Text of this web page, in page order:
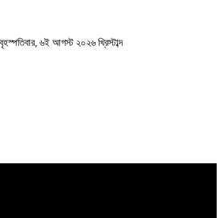
বৃহস্পতিবার, ৬ই আগস্ট ২০২৬ খ্রিস্টাব্দ